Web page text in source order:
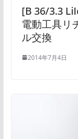
[B 36/3.3
電動工具リ
ル交換
2014年7月4日